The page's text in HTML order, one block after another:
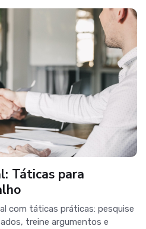
Táticas para
com táticas práticas: pesquise
treine argumentos e